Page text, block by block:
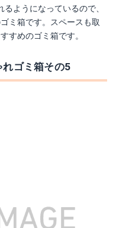
ようになっているので、
ミ箱です。スペースも取
すめのゴミ箱です。
ゴミ箱その5